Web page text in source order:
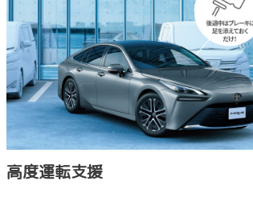
高度運転支援